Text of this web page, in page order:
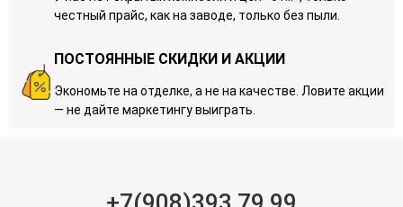
честный прайс, как на заводе, только без пыли.
ПОСТОЯННЫЕ СКИДКИ И АКЦИИ
Экономьте на отделке, а не на качестве. Ловите акции
— не дайте маркетингу выиграть.